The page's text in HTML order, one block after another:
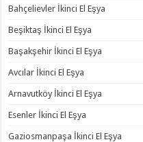
Bahçelievler İkinci El Eşya
Beşiktaş İkinci El Eşya
Başakşehir İkinci El Eşya
Avcılar İkinci El Eşya
Arnavutköy İkinci El Eşya
Esenler İkinci El Eşya
Gaziosmanpaşa İkinci El Eşya